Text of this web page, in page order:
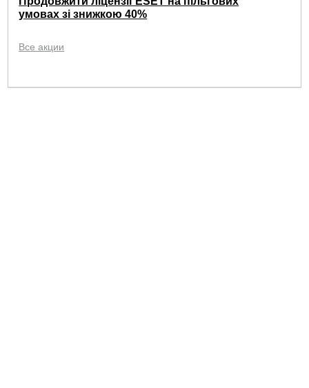
умовах зі знижкою 40%
Все акции